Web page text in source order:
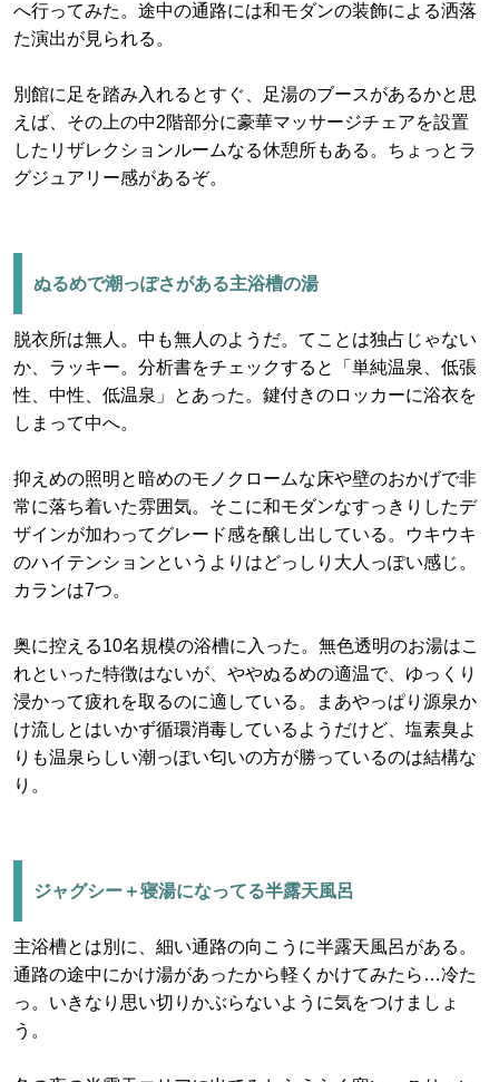
へ行ってみた。途中の通路には和モダンの装飾による洒落
た演出が見られる。
別館に足を踏み入れるとすぐ、足湯のブースがあるかと思
えば、その上の中2階部分に豪華マッサージチェアを設置
したリザレクションルームなる休憩所もある。ちょっとラ
グジュアリー感があるぞ。
ぬるめで潮っぽさがある主浴槽の湯
脱衣所は無人。中も無人のようだ。てことは独占じゃない
か、ラッキー。分析書をチェックすると「単純温泉、低張
性、中性、低温泉」とあった。鍵付きのロッカーに浴衣を
しまって中へ。
抑えめの照明と暗めのモノクロームな床や壁のおかげで非
常に落ち着いた雰囲気。そこに和モダンなすっきりしたデ
ザインが加わってグレード感を醸し出している。ウキウキ
のハイテンションというよりはどっしり大人っぽい感じ。
カランは7つ。
奥に控える10名規模の浴槽に入った。無色透明のお湯はこ
れといった特徴はないが、ややぬるめの適温で、ゆっくり
浸かって疲れを取るのに適している。まあやっぱり源泉か
け流しとはいかず循環消毒しているようだけど、塩素臭よ
りも温泉らしい潮っぽい匂いの方が勝っているのは結構な
り。
ジャグシー＋寝湯になってる半露天風呂
主浴槽とは別に、細い通路の向こうに半露天風呂がある。
通路の途中にかけ湯があったから軽くかけてみたら…冷た
っ。いきなり思い切りかぶらないように気をつけましょ
う。